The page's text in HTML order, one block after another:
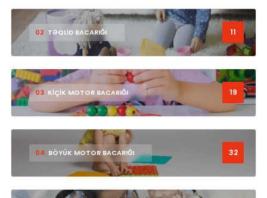
02 TƏQLİD BACARIĞI 11
03 KİÇİK MOTOR BACARIĞI 19
04 BÖYÜK MOTOR BACARIĞI 32